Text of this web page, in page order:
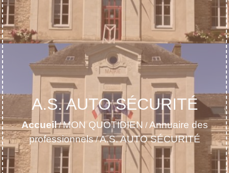
A.S. AUTO SÉCURITÉ
Accueil/MON QUOTIDIEN /Annuaire des
professionnels/A.S. AUTO SÉCURITÉ